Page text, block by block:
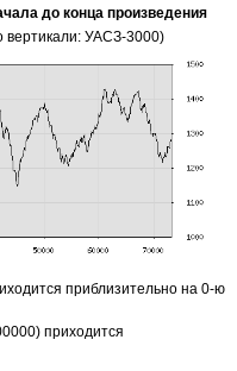
до конца произведения
вертикали: УАСЗ-3000)
приблизительно на 0-ю
приходится